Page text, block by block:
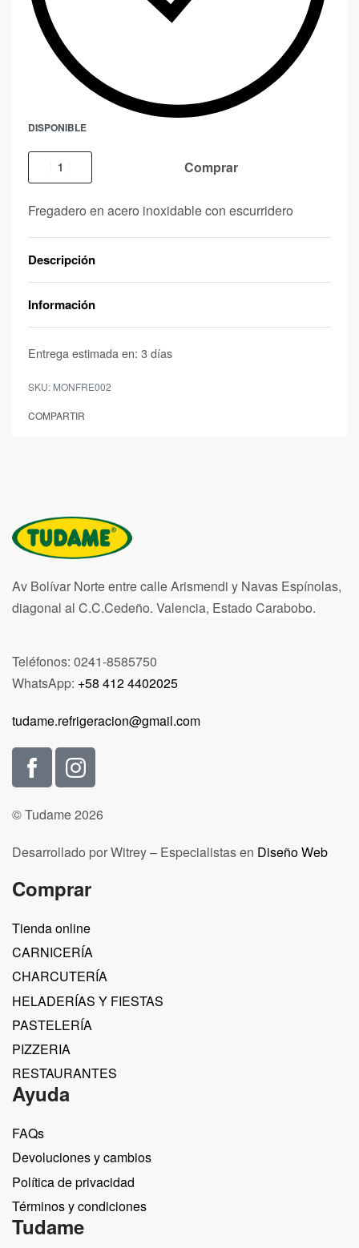
DISPONIBLE
Comprar
Fregadero en acero inoxidable con escurridero
Descripción
Información
Entrega estimada en: 3 días
MONFRE002
COMPARTIR
Av Bolívar Norte entre calle Arismendi y Navas Espínolas,
diagonal al C.C.Cedeño. Valencia, Estado Carabobo.
Teléfonos: 0241-8585750
WhatsApp: +58 412 4402025
tudame.refrigeracion@gmail.com
© Tudame 2026
Desarrollado por Witrey – Especialistas en Diseño Web
Comprar
Tienda online
CARNICERÍA
CHARCUTERÍA
HELADERÍAS Y FIESTAS
PASTELERÍA
PIZZERIA
RESTAURANTES
Ayuda
FAQs
Devoluciones y cambios
Política de privacidad
Términos y condiciones
Tudame